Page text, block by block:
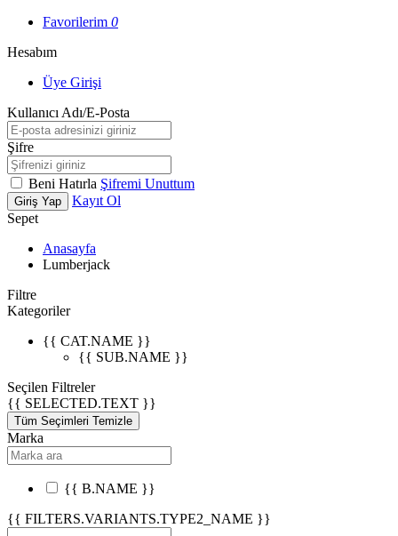
Favorilerim 0
Hesabım
Üye Girişi
Kullanıcı Adı/E-Posta
Şifre
Beni Hatırla Şifremi Unuttum
Giriş Yap
Kayıt Ol
Sepet
Anasayfa
Lumberjack
Filtre
Kategoriler
{{ CAT.NAME }}
{{ SUB.NAME }}
Seçilen Filtreler
{{ SELECTED.TEXT }}
Tüm Seçimleri Temizle
Marka
{{ B.NAME }}
{{ FILTERS.VARIANTS.TYPE2_NAME }}